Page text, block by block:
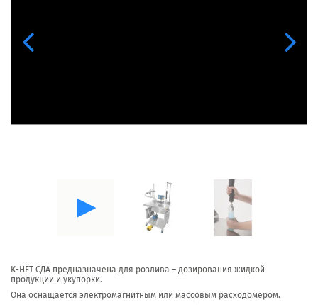
Previous Next
К-НЕТ СДА предназначена для розлива – дозирования жидкой
продукции и укупорки.
Она оснащается электромагнитным или массовым расходомером.